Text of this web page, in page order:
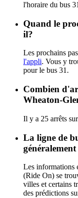
l'horaire du bus
Quand le
il?
Les prochains
l'appli. Vous y
pour le bus 31.
Combien
Wheaton-
Il y a 25 arrêts
La ligne de
Les informations
(Ride On) se
villes et certains
des prédictions